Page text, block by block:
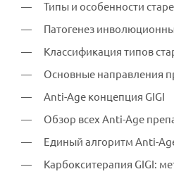
Типы и особенности
Патогенез
Классификация типов
Основные направления
Anti-Age концепция GIGI
Обзор всех Anti-Age
Единый алгоритм Anti-
Карбокситерапия GIGI: